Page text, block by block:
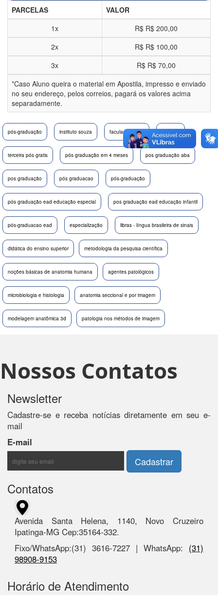
PARCELAS
VALOR
1x
R$ R$ 200,00
2x
R$ R$ 100,00
3x
R$ R$ 70,00
*Caso Aluno queira o material em Apostila, impresso e enviado
no seu endereço, pelos correios, pagará os valores acima
separadamente.
pós-graduação instituto souza faculade souza fasouza
terceira pós gratis pós graduação em 4 meses pos graduação aba
pos graduação pós graduacao pós-graduação
pós graduação ead educação especial pos graduação ead educação infantil
pós-graduacao ead especialização libras - língua brasileira de sinais
didática do ensino superior metodologia da pesquisa científica
noções básicas de anatomia humana agentes patológicos
microbiologia e histologia anatomia seccional e por imagem
modelagem anatômica 3d patologia nos métodos de imagem
Nossos Contatos
Newsletter
Cadastre-se e receba notícias diretamente em seu e-
mail
E-mail
Contatos
Avenida Santa Helena, 1140, Novo Cruzeiro
Ipatinga-MG Cep:35164-332.
Fixo/WhatsApp:(31) 3616-7227 | WhatsApp: (31)
98908-9153
Horário de Atendimento